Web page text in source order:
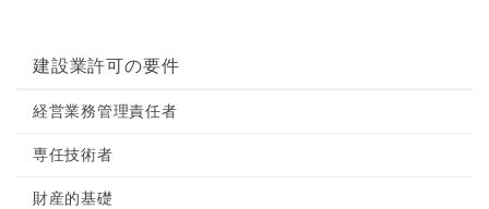
建設業許可の要件
経営業務管理責任者
専任技術者
財産的基礎